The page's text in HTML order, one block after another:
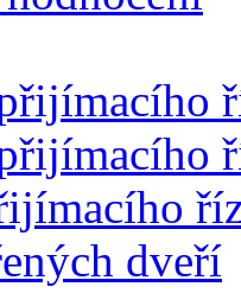
dveří